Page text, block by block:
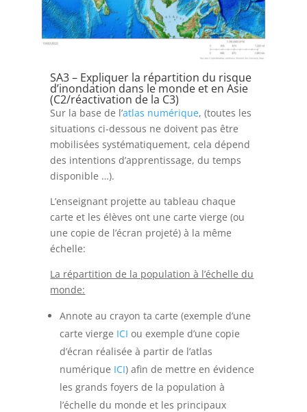
SA3 – Expliquer la répartition du risque
d’inondation dans le monde et en Asie
(C2/réactivation de la C3)
Sur la base de l’atlas numérique, (toutes les
situations ci-dessous ne doivent pas être
mobilisées systématiquement, cela dépend
des intentions d’apprentissage, du temps
disponible …).
L’enseignant projette au tableau chaque
carte et les élèves ont une carte vierge (ou
une copie de l’écran projeté) à la même
échelle:
La répartition de la population à l’échelle du
monde:
Annote au crayon ta carte (exemple d’une
carte vierge ICI ou exemple d’une copie
d’écran réalisée à partir de l’atlas
numérique ICI) afin de mettre en évidence
les grands foyers de la population à
l’échelle du monde et les principaux